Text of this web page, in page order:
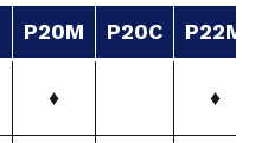
P20M P20C P22M
♦ ♦